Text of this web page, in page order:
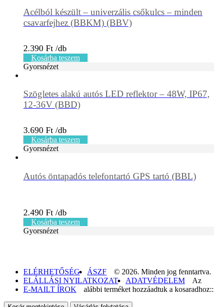
Acélból készült – univerzális csőkulcs – minden
csavarfejhez (BBKM) (BBV)
2.390 Ft
Kosárba teszem
Gyorsnézet
Szögletes alakú autós LED reflektor – 48W, IP67,
12-36V (BBD)
3.690 Ft
Kosárba teszem
Gyorsnézet
Autós öntapadós telefontartó GPS tartó (BBL)
2.490 Ft
Kosárba teszem
Gyorsnézet
ELÉRHETŐSÉG
ÁSZF
ELÁLLÁSI NYILATKOZAT
ADATVÉDELEM
E-MAILT ÍROK
© 2026. Minden jog fenntartva.
Az
alábbi terméket hozzáadtuk a kosaradhoz::